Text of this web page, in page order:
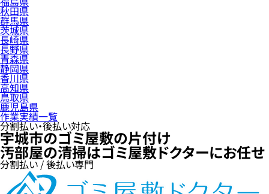
秋田県
群馬県
茨城県
長崎県
長野県
青森県
静岡県
香川県
高知県
鳥取県
鹿児島県
作業実績一覧
分割払い・後払い対応
宇城市のゴミ屋敷の片付け
汚部屋の清掃はゴミ屋敷ドクターにお任せ
分割払い / 後払い専門